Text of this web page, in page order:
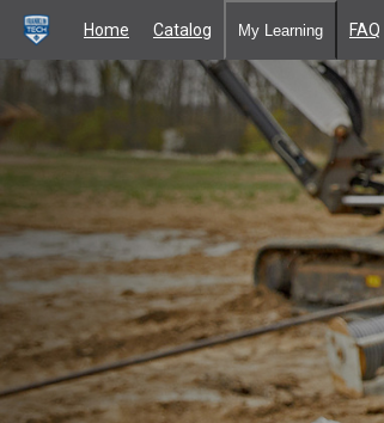
Home Catalog My Learning FAQ